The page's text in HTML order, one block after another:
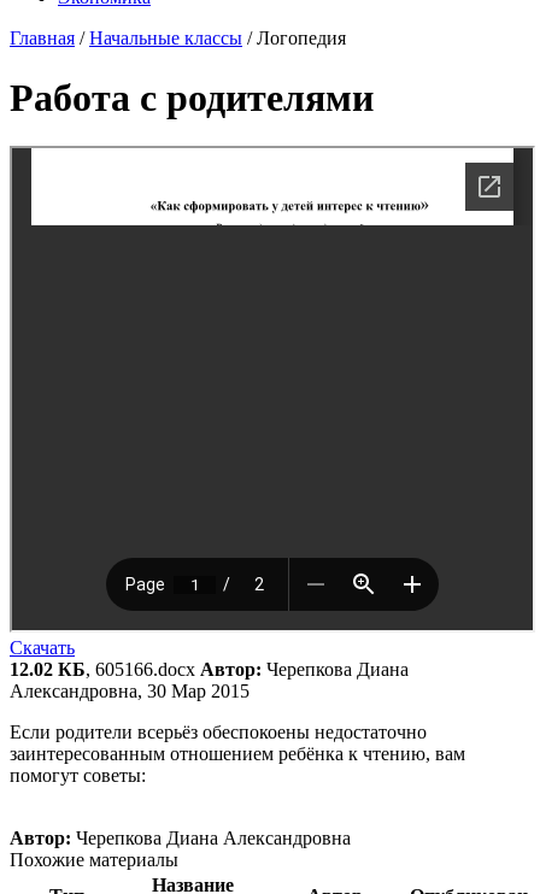
Главная /Начальные классы /Логопедия
Работа с родителями
Скачать
12.02 КБ, 605166.docx Автор: Черепкова Диана
Александровна, 30 Мар 2015
Если родители всерьёз обеспокоены недостаточно
заинтересованным отношением ребёнка к чтению, вам
помогут советы:
Автор: Черепкова Диана Александровна
Похожие материалы
Название